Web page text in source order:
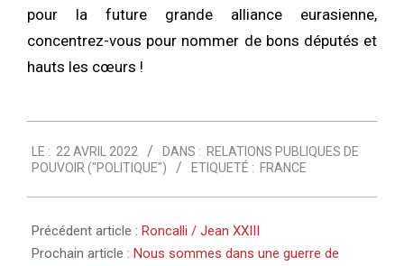
pour la future grande alliance eurasienne,
concentrez-vous pour nommer de bons députés et
hauts les cœurs !
04-
22
LE : 22 AVRIL 2022 DANS : RELATIONS PUBLIQUES DE
POUVOIR ("POLITIQUE")
ETIQUETÉ : FRANCE
Précédent article : Roncalli / Jean XXIII
Prochain article : Nous sommes dans une guerre de